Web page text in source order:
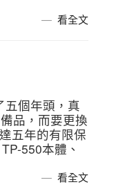
看全文
個年頭，真
品，而要更換
五年的有限保
550本體、
看全文